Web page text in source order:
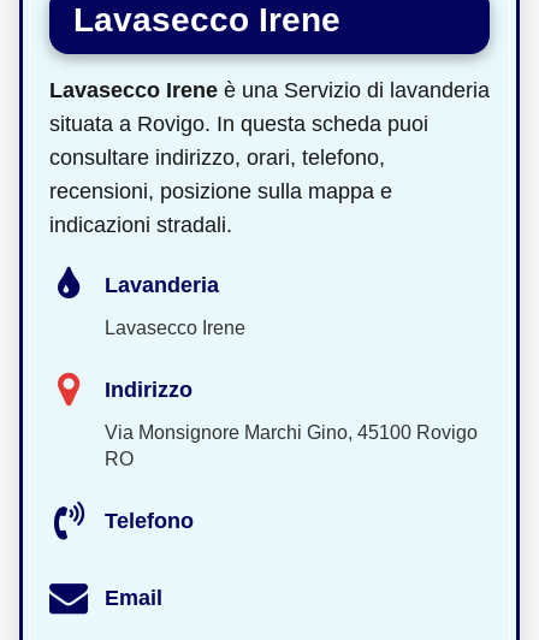
Lavasecco Irene
Lavasecco Irene è una Servizio di lavanderia
situata a Rovigo. In questa scheda puoi
consultare indirizzo, orari, telefono,
recensioni, posizione sulla mappa e
indicazioni stradali.
Lavanderia
Lavasecco Irene
Indirizzo
Via Monsignore Marchi Gino, 45100 Rovigo
RO
Telefono
Email